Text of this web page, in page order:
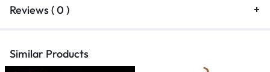
Reviews ( 0 )
Similar Products